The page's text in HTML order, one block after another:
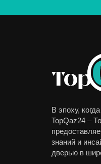
В эпоху,
TopQaz24 –
знаний и
дверью в